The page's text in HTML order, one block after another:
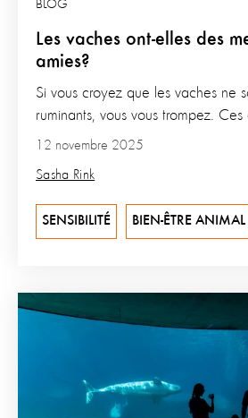
Les vaches ont-elles des
amies?
BLOG
12 novembre 2025
Sasha Rink
Si vous croyez que les vaches ne
ruminants, vous vous trompez.
SENSIBILITÉ BIEN-ÊTRE ANIMAL